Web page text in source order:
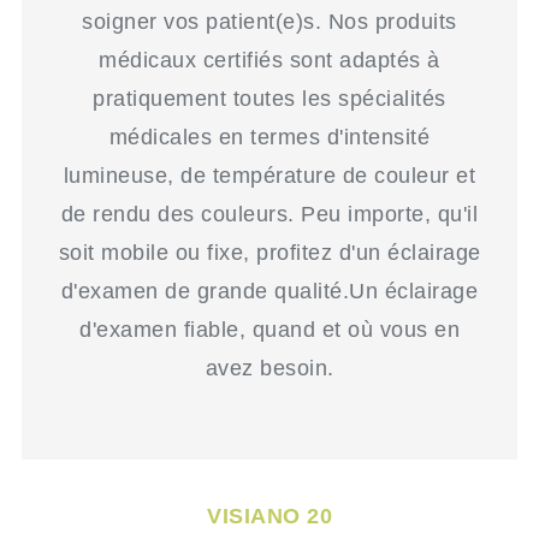
soigner vos patient(e)s. Nos produits
médicaux certifiés sont adaptés à
pratiquement toutes les spécialités
médicales en termes d'intensité
lumineuse, de température de couleur et
de rendu des couleurs. Peu importe, qu'il
soit mobile ou fixe, profitez d'un éclairage
d'examen de grande qualité.Un éclairage
d'examen fiable, quand et où vous en
avez besoin.
VISIANO 20